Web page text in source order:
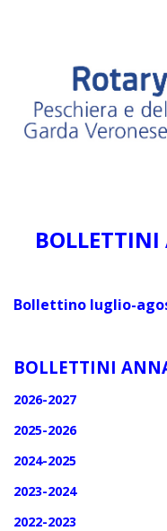
Bollettino luglio-
BOLLETTINI
2026-2027
2025-2026
2024-2025
2023-2024
2022-2023